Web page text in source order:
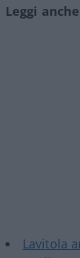
Leggi
Lavitola